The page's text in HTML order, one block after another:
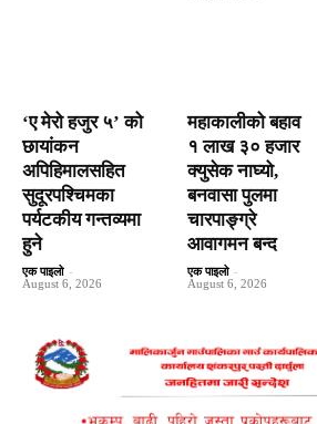
‘ए मेरो हजुर ५’ को
छायांकन
अपिहिमालसहित
सुदूरपश्चिमका
पर्यटकीय गन्तव्यमा
हुने
एक पाइलो -
August 6, 2026
महाकालीको बहाव
१ लाख ३० हजार
क्युसेक नाघ्यो,
बनवासा पुलमा
चारपाङ्ग्रे
आवागमन बन्द
एक पाइलो -
August 6, 2026